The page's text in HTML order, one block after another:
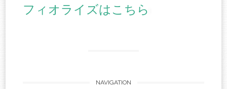
フィオライズはこちら
NAVIGATION